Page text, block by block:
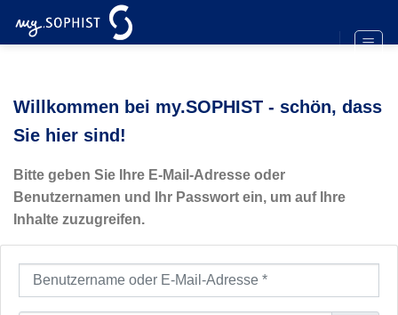
Inhalt
Willkommen bei my.SOPHIST - schön, dass
Sie hier sind!
Bitte geben Sie Ihre E-Mail-Adresse oder
Benutzernamen und Ihr Passwort ein, um auf Ihre
Inhalte zuzugreifen.
Benutzername oder E-Mail-Adresse